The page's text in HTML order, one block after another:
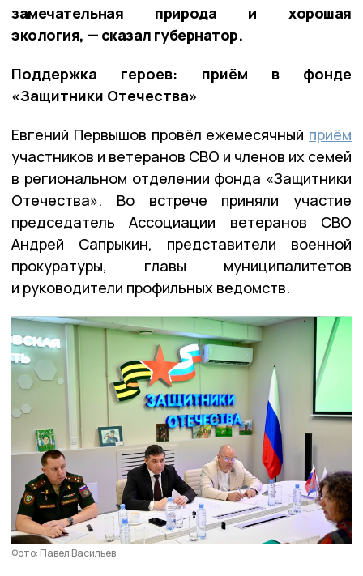
замечательная природа и хорошая
экология, — сказал губернатор.
Поддержка героев: приём в фонде
«Защитники Отечества»
Евгений Первышов провёл ежемесячный приём
участников и ветеранов СВО и членов их семей
в региональном отделении фонда «Защитники
Отечества». Во встрече приняли участие
председатель Ассоциации ветеранов СВО
Андрей Сапрыкин, представители военной
прокуратуры, главы муниципалитетов
и руководители профильных ведомств.
Фото: Павел Васильев